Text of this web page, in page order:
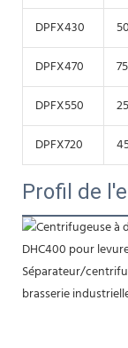
DPFX430
DPFX470
DPFX550
DPFX720
Profil de